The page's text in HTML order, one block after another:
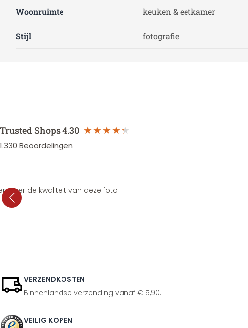
Woonruimte keuken & eetkamer
Stijl fotografie
Trusted Shops4.30
1.330 Beoordelingen
over de kwaliteit van deze foto
VERZENDKOSTEN
Binnenlandse verzending vanaf € 5,90.
VEILIG KOPEN